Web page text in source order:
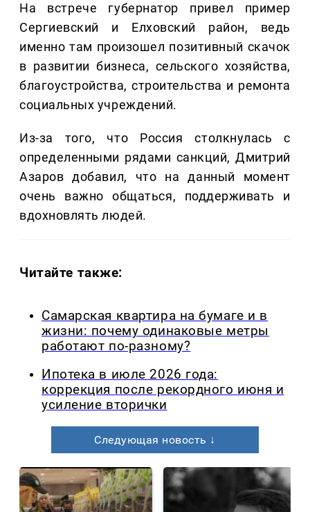
На встрече губернатор привел пример
Сергиевский и Елховский район, ведь
именно там произошел позитивный скачок
в развитии бизнеса, сельского хозяйства,
благоустройства, строительства и ремонта
социальных учреждений.
Из-за того, что Россия столкнулась с
определенными рядами санкций, Дмитрий
Азаров добавил, что на данный момент
очень важно общаться, поддерживать и
вдохновлять людей.
Читайте также:
Самарская квартира на бумаге и в
жизни: почему одинаковые метры
работают по-разному?
Ипотека в июле 2026 года:
коррекция после рекордного июня и
усиление вторички
Следующая новость ↓